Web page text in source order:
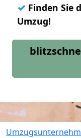
✓ Finden Sie
Umzug!